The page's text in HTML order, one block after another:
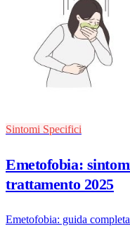
Sintomi Specifici
Emetofobia:
trattamento 2025
Emetofobia: guida